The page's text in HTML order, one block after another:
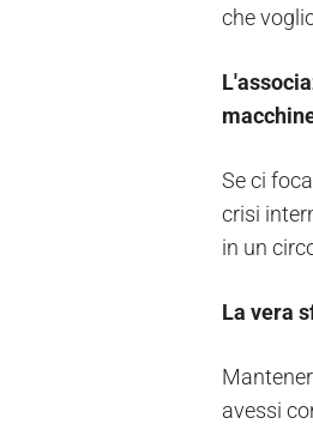
che
Se ci
crisi
in un
La vera
avessi